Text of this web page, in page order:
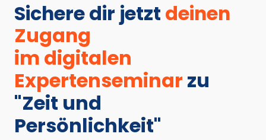
Sichere dir jetzt
Zugang
im
Expertenseminar zu
"Zeit und
Persönlichkeit"